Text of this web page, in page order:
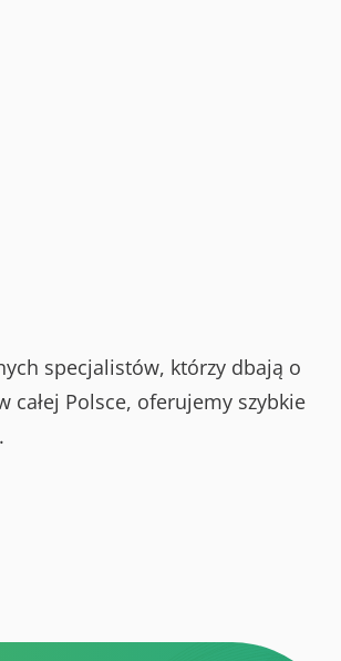
specjalistów, którzy dbają o
Polsce, oferujemy szybkie